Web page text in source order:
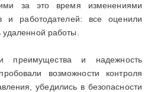
за это время изменениями
и работодателей: все оценили
работы.
преимущества и надежность
возможности контроля
убедились в безопасности